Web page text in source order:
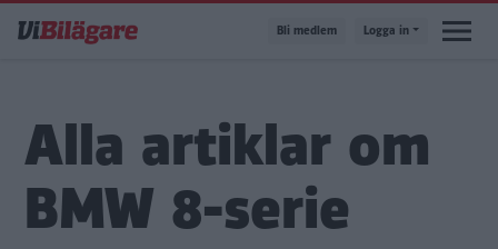
till
Bli medlem Logga in
Alla artiklar om
BMW 8-serie